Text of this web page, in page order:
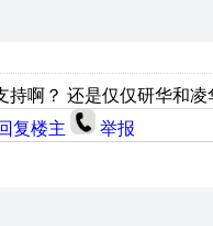
持啊？ 还是仅仅研华和凌
复楼主 举报